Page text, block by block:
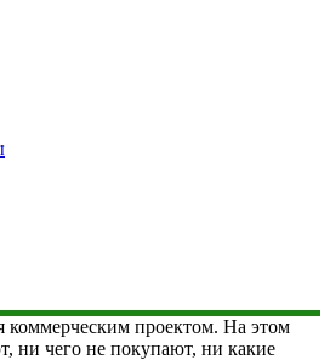
коммерческим проектом. На этом
ни чего не покупают, ни какие